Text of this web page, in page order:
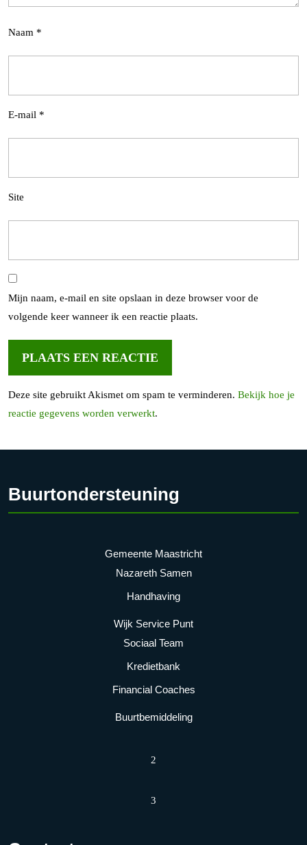
Naam *
E-mail *
Site
Mijn naam, e-mail en site opslaan in deze browser voor de
volgende keer wanneer ik een reactie plaats.
Deze site gebruikt Akismet om spam te verminderen. Bekijk hoe je
reactie gegevens worden verwerkt.
Buurtondersteuning
Gemeente Maastricht
Nazareth Samen
Handhaving
Wijk Service Punt
Sociaal Team
Kredietbank
Financial Coaches
Buurtbemiddeling
2
3